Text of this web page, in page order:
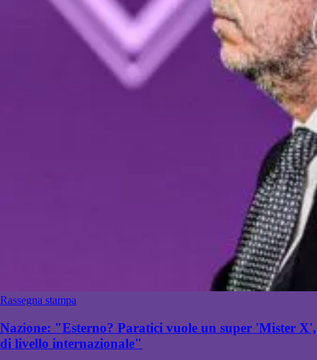
Rassegna stampa
Nazione: "Esterno? Paratici vuole un super 'Mister X',
di livello internazionale"